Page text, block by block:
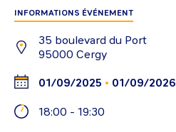
INFORMATIONS ÉVÉNEMENT
35 boulevard du Port
95000 Cergy
01/09/2025 • 01/09/2026
18:00 - 19:30